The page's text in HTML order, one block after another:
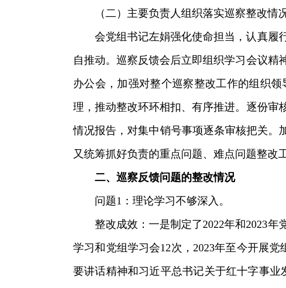
（二）主要负责人组织落实巡察整改情
会党组书记左娟强化使命担当，认真履
自推动。巡察反馈会后立即组织学习会议
办公会，加强对整个巡察整改工作的组织
理，推动整改环环相扣、有序推进。逐份审
情况报告，对集中销号事项逐条审核把关。
又统筹抓好负责的重点问题、难点问题整改
二、巡察反馈问题的整改情况
问题1：理论学习不够深入。
整改成效：一是制定了2022年和2023
学习和党组学习会12次，2023年至今开展
要讲话精神和习近平总书记关于红十字事